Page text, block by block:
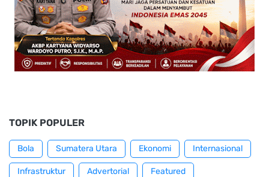
TOPIK POPULER
Bola Sumatera Utara Ekonomi Internasional
Infrastruktur Advertorial Featured